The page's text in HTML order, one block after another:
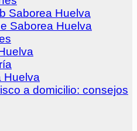
Saborea Huelva
Saborea Huelva
Huelva
a domicilio: consejos